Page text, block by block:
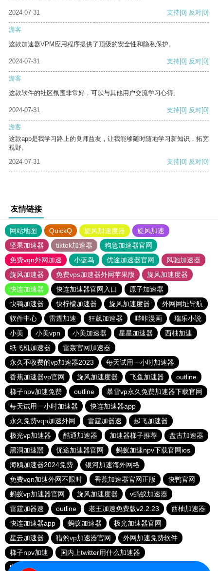
2024-07-31 支持[0] 反对[0]
游客
这款加速器VPM应用程序提供了顶级的安全性和隐私保护。
2024-07-31 支持[0] 反对[0]
游客
这款软件的社区氛围非常好，可以与其他用户交流学习心得。
2024-07-31 支持[0] 反对[0]
游客
这款app是我学习路上的良师益友，让我能够随时随地学习新知识，拓宽
视野。
2024-07-31
支持[0] 反对[0]
友情链接
网站地图 QuickQ 旋风加速度器
旋风加速
坚果加速器
tiktok加速器
狗急加速器官网
免费vqn外网加速
小蓝鸟 优途加速器官网
风驰加速器
旋风加速器
免费vps加速器外网苹果版
旋风加速度器
快连加速器
快连加速器官网入口
原子加速器
快鸭加速器
快柠檬加速器 旋风加速度器
外网网址导航
软件中心
雷霆加速 狂飙加速器 哔咔漫画
瑞乐小说
小美
小美vpn 小美加速器 星星加速器
西柚加速
纸飞机加速器
雷轰官网加速器
永久不收费的vp加速器2023
每天试用一小时加速器
香蕉加速器vp官网
旋风加速度器 飞鱼加速器
outline
梯子npv加速免费
outline
暴雪vp永久免费加速器下载官网
每天试用一小时加速器
快连加速器app
永久免费vqn加速外网
雷霆加器速
起飞加速器
极光vp加速器
酷通加速器 加速器梯子推荐
盘古加速器
黑洞加速噐
优途加速器官网
蚂蚁加速npv下载官网ios
海鸥加速器2024免费
银河加速海外网络
免费vqn加速外网不限时
香蕉加速器官网正版
快鸭官网
蚂蚁vp加速器官网
旋风加速度器
v蚂蚁加速器
雷霆加器速
outline 老王加速免费版v2.2.23
西柚加速器
快连加速器app
蚂蚁加速器
极光加速器官网
星云加速器
猎豹vp加速器官网
外网加速免费软件
梯子npv加速
国内上twitter用什么加速器
电报telegeram加速器